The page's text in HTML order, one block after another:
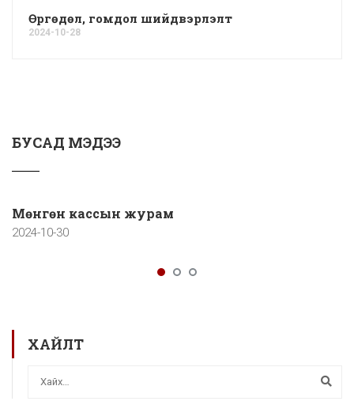
Өргөдөл, гомдол шийдвэрлэлт
2024-10-28
БУСАД МЭДЭЭ
Мөнгөн кассын журам
2024-10-30
ХАЙЛТ